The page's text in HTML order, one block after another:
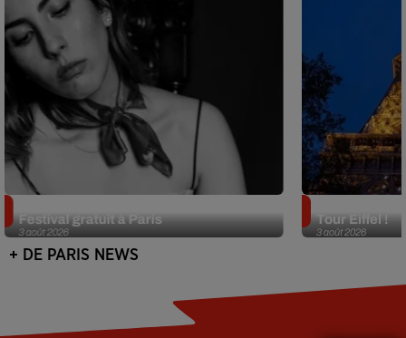
3 août 2026
Festival gratuit à Paris
3 août 2026
Tour Eiffel !
+ DE PARIS NEWS